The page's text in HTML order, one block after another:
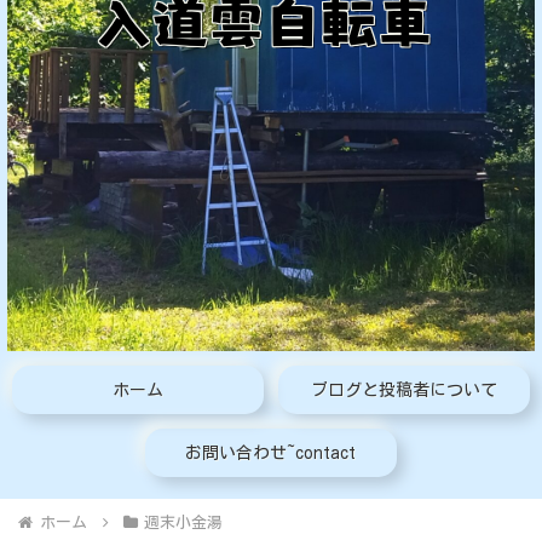
ホーム ブログと投稿者について
お問い合わせ~contact
ホーム 週末小金湯